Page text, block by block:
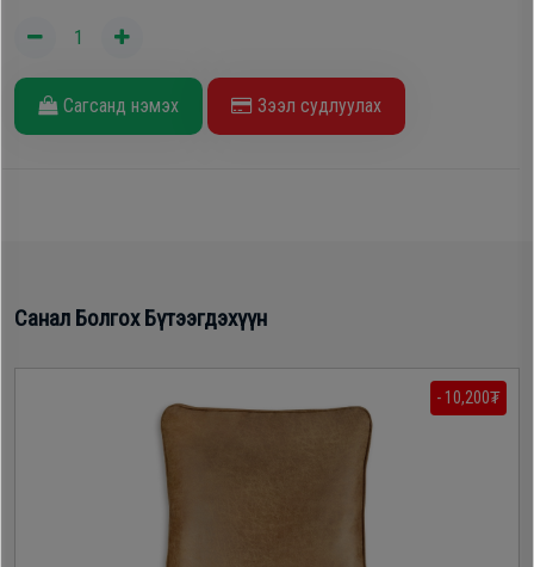
кондишн
Infinix
Сагсанд нэмэх Зээл судлуулах
Санал Болгох Бүтээгдэхүүн
- 10,200₮